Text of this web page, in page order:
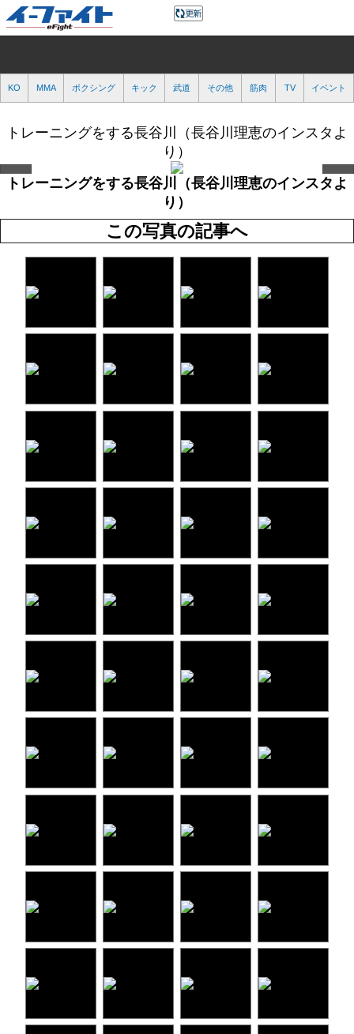
KO MMA ボクシング キック 武道 その他 筋肉 TV イベント
トレーニングをする長谷川（長谷川理恵のインスタよ
り）
トレーニングをする長谷川（長谷川理恵のインスタよ
り）
この写真の記事へ